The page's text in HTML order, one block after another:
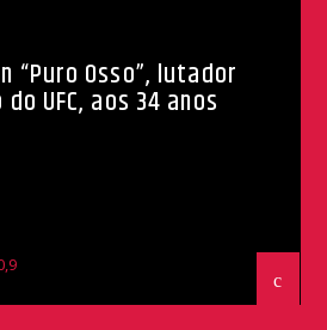
“Puro Osso”, lutador
UFC, aos 34 anos